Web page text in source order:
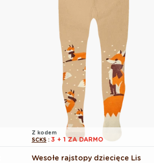
Z kodem
SCKS : 3 + 1 ZA DARMO
Wesołe rajstopy dziecięce Lis